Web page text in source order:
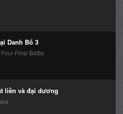
Danh Bổ 3
Final Battle
liền và đại dương